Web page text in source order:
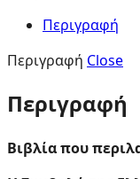
Περιγραφή
Περιγραφή Close
Περιγραφή
Βιβλία που